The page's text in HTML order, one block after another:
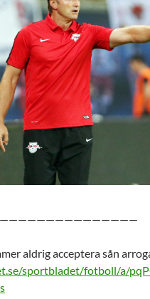
aldrig acceptera sån
sportbladet/fotboll/a/